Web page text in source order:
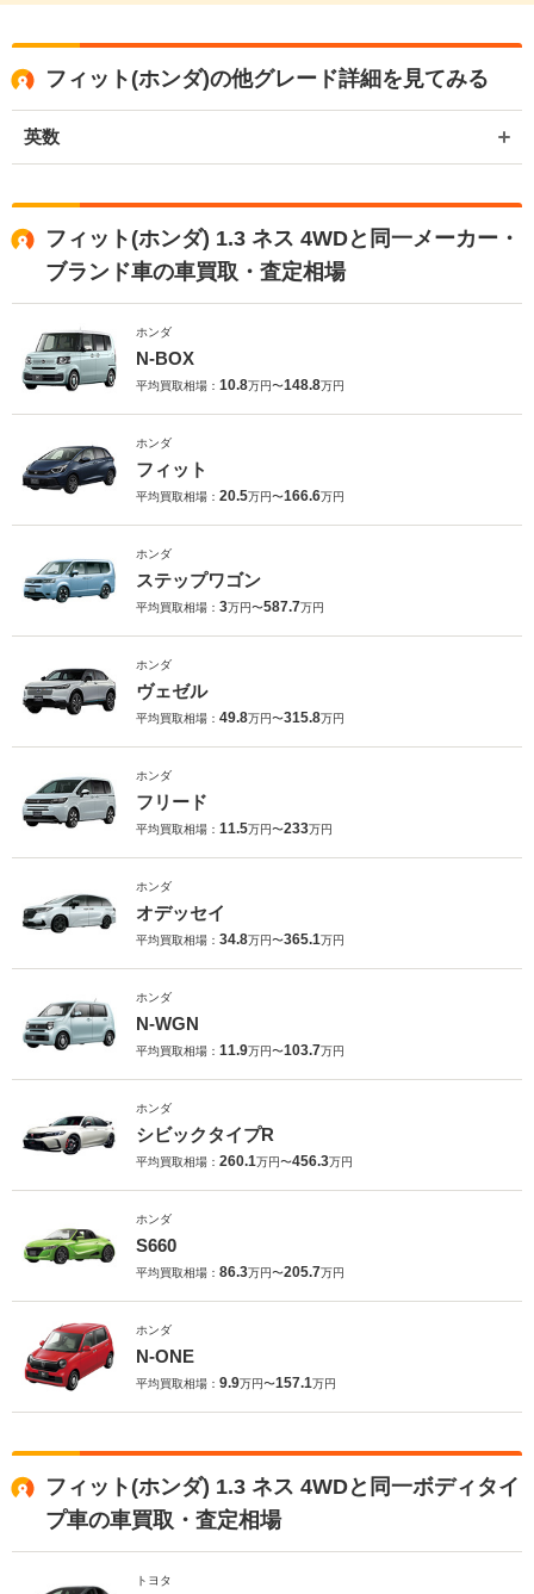
フィット(ホンダ)の他グレード詳細を見てみる
英数
フィット(ホンダ) 1.3 ネス 4WDと同一メーカー・
ブランド車の車買取・査定相場
ホンダ
N-BOX
平均買取相場： 10.8万円〜148.8万円
ホンダ
フィット
平均買取相場： 20.5万円〜166.6万円
ホンダ
ステップワゴン
平均買取相場： 3万円〜587.7万円
ホンダ
ヴェゼル
平均買取相場： 49.8万円〜315.8万円
ホンダ
フリード
平均買取相場： 11.5万円〜233万円
ホンダ
オデッセイ
平均買取相場： 34.8万円〜365.1万円
ホンダ
N-WGN
平均買取相場： 11.9万円〜103.7万円
ホンダ
シビックタイプR
平均買取相場： 260.1万円〜456.3万円
ホンダ
S660
平均買取相場： 86.3万円〜205.7万円
ホンダ
N-ONE
平均買取相場： 9.9万円〜157.1万円
フィット(ホンダ) 1.3 ネス 4WDと同一ボディタイ
プ車の車買取・査定相場
トヨタ